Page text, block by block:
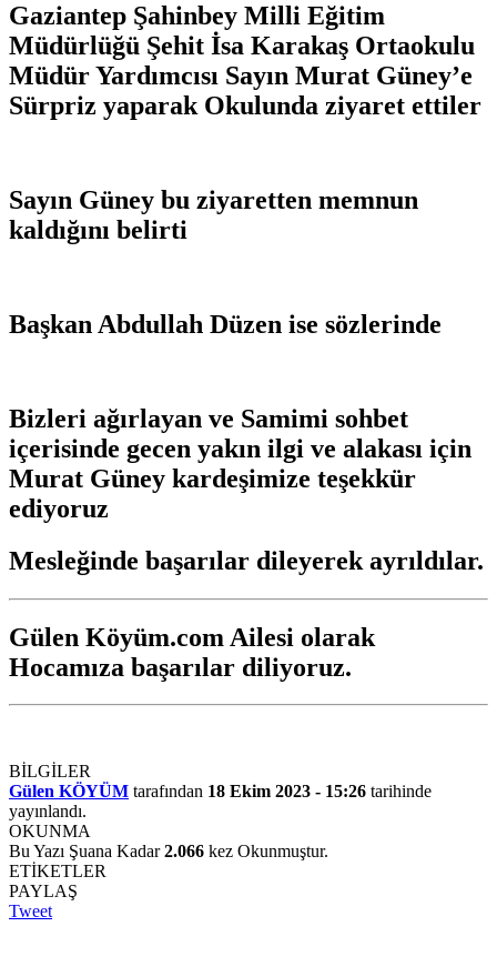
Gaziantep Şahinbey Milli Eğitim
Müdürlüğü Şehit İsa Karakaş Ortaokulu
Müdür Yardımcısı Sayın Murat Güney’e
Sürpriz yaparak Okulunda ziyaret ettiler
Sayın Güney bu ziyaretten memnun
kaldığını belirti
Başkan Abdullah Düzen ise sözlerinde
Bizleri ağırlayan ve Samimi sohbet
içerisinde gecen yakın ilgi ve alakası için
Murat Güney kardeşimize teşekkür
ediyoruz
Mesleğinde başarılar dileyerek ayrıldılar.
Gülen Köyüm.com Ailesi olarak
Hocamıza başarılar diliyoruz.
BİLGİLER
Gülen KÖYÜM tarafından 18 Ekim 2023 - 15:26 tarihinde
yayınlandı.
OKUNMA
Bu Yazı Şuana Kadar2.066 kez Okunmuştur.
ETİKETLER
PAYLAŞ
Tweet